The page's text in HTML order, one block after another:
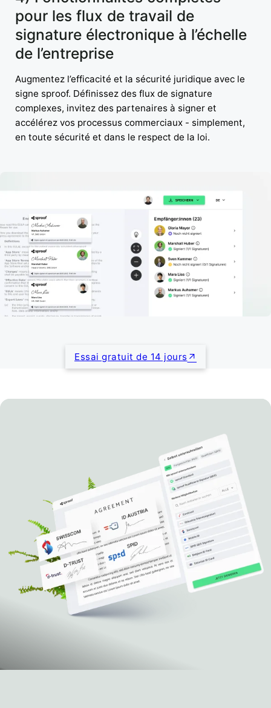
pour les flux de travail de
signature électronique à l’échelle
de l’entreprise
Augmentez l’efficacité et la sécurité juridique avec le
signe sproof. Définissez des flux de signature
complexes, invitez des partenaires à signer et
accélérez vos processus commerciaux - simplement,
en toute sécurité et dans le respect de la loi.
Essai gratuit de 14 jours